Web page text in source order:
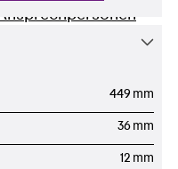
Technische Beratung
Karriere
449 mm
36 mm
12 mm